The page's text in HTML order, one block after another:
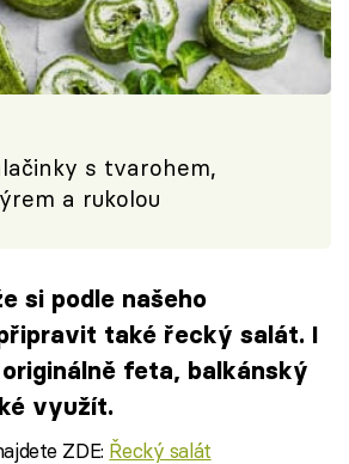
s tvarohem,
a rukolou
si podle našeho
také řecký salát. I
feta, balkánský
využít.
ZDE: Řecký salát